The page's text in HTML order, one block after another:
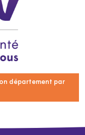
département par